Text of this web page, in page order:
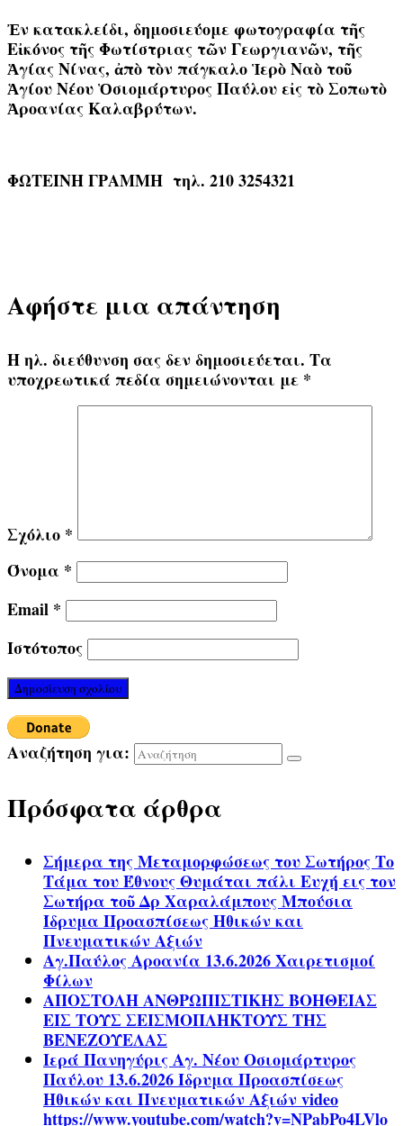
Ἐν κατακλείδι, δημοσιεύομε φωτογραφία τῆς
Εἰκόνος τῆς Φωτίστριας τῶν Γεωργιανῶν, τῆς
Ἁγίας Νίνας, ἀπὸ τὸν πάγκαλο Ἱερὸ Ναὸ τοῦ
Ἁγίου Νέου Ὁσιομάρτυρος Παύλου εἰς τὸ Σοπωτὸ
Ἀροανίας Καλαβρύτων.
ΦΩΤΕΙΝΗ ΓΡΑΜΜΗ τηλ. 210 3254321
Αφήστε μια απάντηση
Η ηλ. διεύθυνση σας δεν δημοσιεύεται. Τα
υποχρεωτικά πεδία σημειώνονται με *
Σχόλιο *
Όνομα *
Email *
Ιστότοπος
Αναζήτηση για:
Πρόσφατα άρθρα
Σήμερα της Μεταμορφώσεως του Σωτήρος Το
Τάμα του Έθνους Θυμάται πάλι Ευχή εις τον
Σωτήρα τοῦ Δρ Χαραλάμπους Μπούσια
Ίδρυμα Προασπίσεως Ηθικών και
Πνευματικών Αξιών
Αγ.Παύλος Αροανία 13.6.2026 Χαιρετισμοί
Φίλων
ΑΠΟΣΤΟΛΗ ΑΝΘΡΩΠΙΣΤΙΚΗΣ ΒΟΗΘΕΙΑΣ
ΕΙΣ ΤΟΥΣ ΣΕΙΣΜΟΠΛΗΚΤΟΥΣ ΤΗΣ
ΒΕΝΕΖΟΥΕΛΑΣ
Ιερά Πανηγύρις Αγ. Νέου Οσιομάρτυρος
Παύλου 13.6.2026 Ίδρυμα Προασπίσεως
Ηθικών και Πνευματικών Αξιών video
https://www.youtube.com/watch?v=NPabPo4LVlo